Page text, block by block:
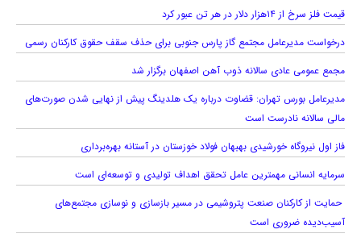
قیمت فلز سرخ از ۱۴هزار دلار در هر تن عبور کرد
درخواست مدیرعامل مجتمع گاز پارس جنوبی برای حذف سقف حقوق کارکنان رسمی
مجمع عمومی عادی سالانه ذوب آهن اصفهان برگزار شد
مدیرعامل بورس تهران: قضاوت درباره یک هلدینگ پیش از نهایی شدن صورت‌های
مالی سالانه نادرست است
فاز اول نیروگاه خورشیدی بهبهان فولاد خوزستان در آستانه بهره‌برداری
سرمایه انسانی مهمترین عامل تحقق اهداف تولیدی و توسعه‌ای است
حمایت از کارکنان صنعت پتروشیمی در مسیر بازسازی و نوسازی مجتمع‌های
آسیب‌دیده ضروری است